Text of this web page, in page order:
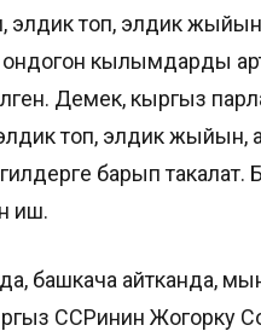
топ, элдик жыйын,
ондогон кылымдарды
Демек, кыргыз
топ, элдик жыйын,
барып
иш.
башкача айтканда,
ССРинин Жогорку